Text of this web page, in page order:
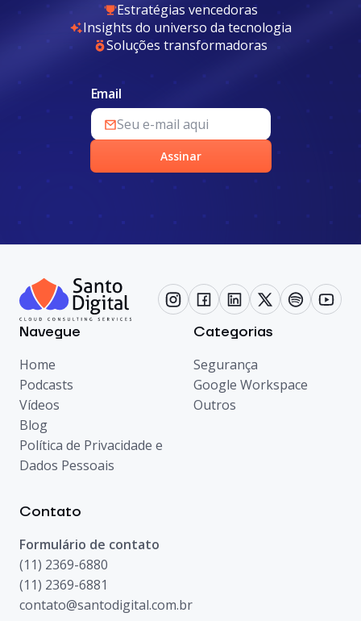
Estratégias vencedoras
Insights do universo da tecnologia
Soluções transformadoras
Email
Assinar
Navegue
Home
Podcasts
Vídeos
Blog
Política de Privacidade e
Dados Pessoais
Categorias
Segurança
Google Workspace
Outros
Contato
Formulário de contato
(11) 2369-6880
(11) 2369-6881
contato@santodigital.com.br